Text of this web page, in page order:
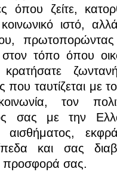
όπου ζείτε,
ιστό,
πρωτοπορώντας
στον τόπο όπου
που ταυτίζεται με
τον
σας με την
και σας
προσφορά σας.